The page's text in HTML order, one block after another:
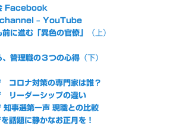
Facebook
channel – YouTube
に進む「異色の官僚」
（上）
、管理職の３つの心得 （下）
ロナ対策の専門家は誰？
リーダーシップの違い
事選第一声 現職との比較
話題に静かなお正月を！